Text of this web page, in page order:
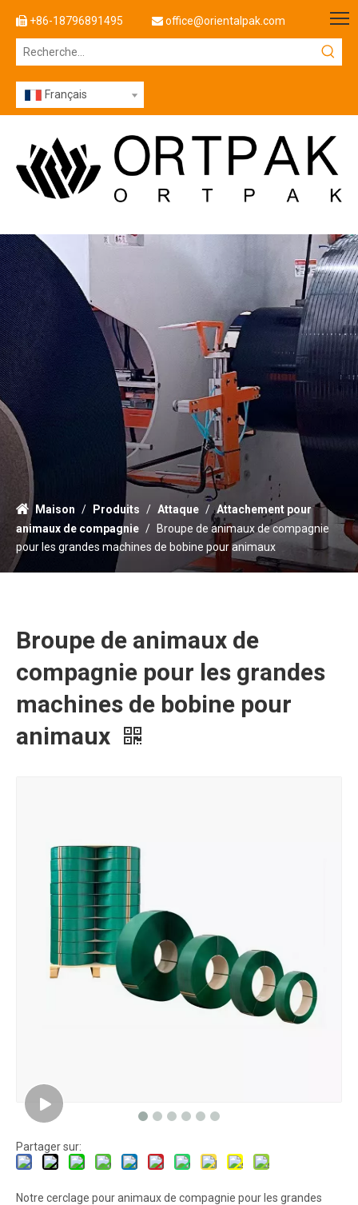
 +86-18796891495  office@orientalpak.com
Français
Maison / Produits / Attaque / Attachement pour
animaux de compagnie /
Broupe de animaux de compagnie
pour les grandes machines de bobine pour animaux
Broupe de animaux de
compagnie pour les grandes
machines de bobine pour
animaux
Partager sur:
Notre cerclage pour animaux de compagnie pour les grandes